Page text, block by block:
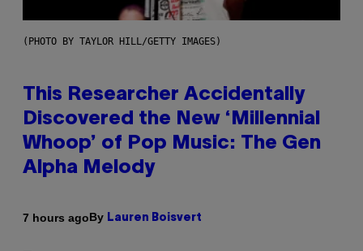
(PHOTO BY TAYLOR HILL/GETTY IMAGES)
This Researcher Accidentally
Discovered the New ‘Millennial
Whoop’ of Pop Music: The Gen
Alpha Melody
7 hours agoBy Lauren Boisvert